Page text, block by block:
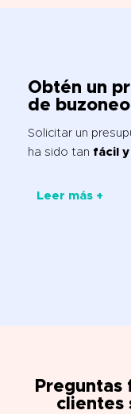
Obtén un
de
Solicitar un
ha sido tan fácil
Leer más +
clientes